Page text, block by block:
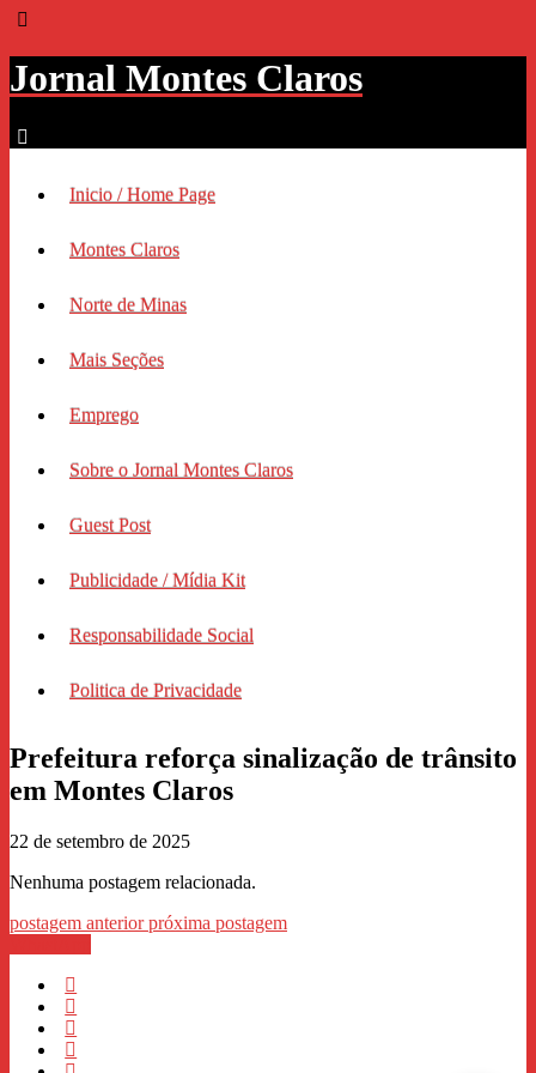
Jornal Montes Claros
Inicio / Home Page
Montes Claros
Norte de Minas
Mais Seções
Emprego
Sobre o Jornal Montes Claros
Guest Post
Publicidade / Mídia Kit
Responsabilidade Social
Politica de Privacidade
Prefeitura reforça sinalização de trânsito
em Montes Claros
22 de setembro de 2025
Nenhuma postagem relacionada.
postagem anteriorpróxima postagem